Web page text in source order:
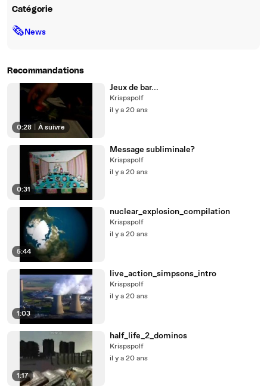
Catégorie
🗞News
Recommandations
0:28 À suivre
Jeux de bar...
Krispspolf
il y a 20 ans
0:31
Message subliminale?
Krispspolf
il y a 20 ans
5:44
nuclear_explosion_compilation
Krispspolf
il y a 20 ans
1:03
live_action_simpsons_intro
Krispspolf
il y a 20 ans
1:17
half_life_2_dominos
Krispspolf
il y a 20 ans